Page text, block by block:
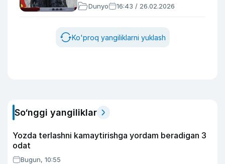
Dunyo 16:43 / 26.02.2026
Ko'proq yangiliklarni yuklash
So‘nggi yangiliklar
Yozda terlashni kamaytirishga yordam beradigan 3
odat
Bugun, 10:55